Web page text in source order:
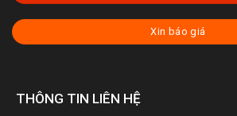
Xin báo giá
THÔNG TIN LIÊN HỆ